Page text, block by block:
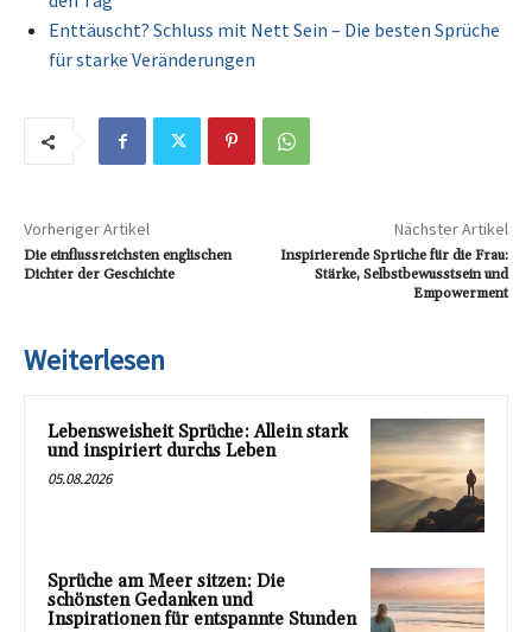
Enttäuscht? Schluss mit Nett Sein – Die besten Sprüche
für starke Veränderungen
Vorheriger Artikel
Die einflussreichsten englischen
Dichter der Geschichte
Nächster Artikel
Inspirierende Sprüche für die Frau:
Stärke, Selbstbewusstsein und
Empowerment
Weiterlesen
Lebensweisheit Sprüche: Allein stark
und inspiriert durchs Leben
05.08.2026
Sprüche am Meer sitzen: Die
schönsten Gedanken und
Inspirationen für entspannte Stunden